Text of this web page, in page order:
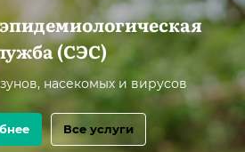
(СЭС)
насекомых и вирусов
Все услуги